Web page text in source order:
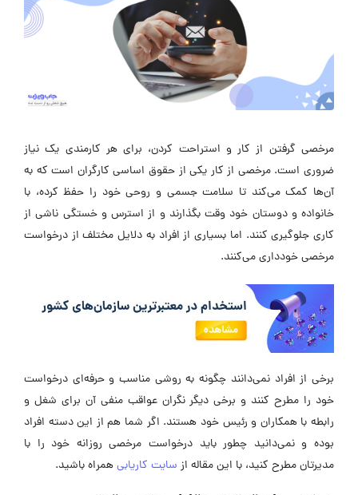
مرخصی گرفتن از کار و استراحت کردن، برای هر کارمندی یک نیاز
ضروری است. مرخصی از کار یکی از حقوق اساسی کارگران است که به
آن‌ها کمک می‌کند تا سلامت جسمی و روحی خود را حفظ کرده، با
خانواده و دوستان خود وقت بگذارند و از استرس و خستگی ناشی از
کاری جلوگیری کنند. اما بسیاری از افراد به دلایل مختلف از درخواست
مرخصی خودداری می‌کنند.
برخی از افراد نمی‌دانند چگونه به روشی مناسب و حرفه‌ای درخواست
خود را مطرح کنند و برخی دیگر نگران عواقب منفی آن برای شغل و
رابطه با همکاران و رئیس خود هستند. اگر شما هم از این دسته افراد
بوده و نمی‌دانید چطور باید درخواست مرخصی روزانه خود را با
مدیرتان مطرح کنید، با این مقاله از سایت کاریابیهمراه باشید.